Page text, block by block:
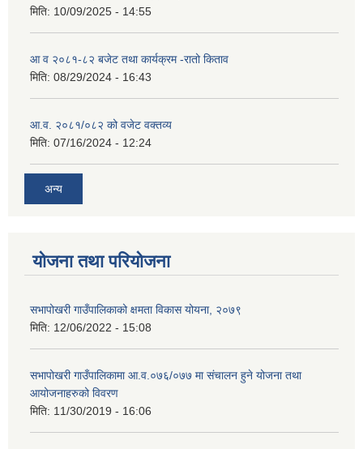
मिति: 10/09/2025 - 14:55
आ व २०८१-८२ बजेट तथा कार्यक्रम -रातो किताव
मिति: 08/29/2024 - 16:43
आ.व. २०८१/०८२ को वजेट वक्तव्य
मिति: 07/16/2024 - 12:24
अन्य
योजना तथा परियोजना
सभापोखरी गाउँपालिकाको क्षमता विकास योयना, २०७९
मिति: 12/06/2022 - 15:08
सभापोखरी गाउँपालिकामा आ.व.०७६/०७७ मा संचालन हुने योजना तथा
आयोजनाहरुको विवरण
मिति: 11/30/2019 - 16:06